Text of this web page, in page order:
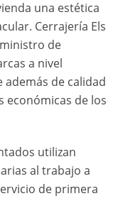
una estética
Cerrajería Els
de
a nivel
de calidad
económicas de los
utilizan
al trabajo a
de primera